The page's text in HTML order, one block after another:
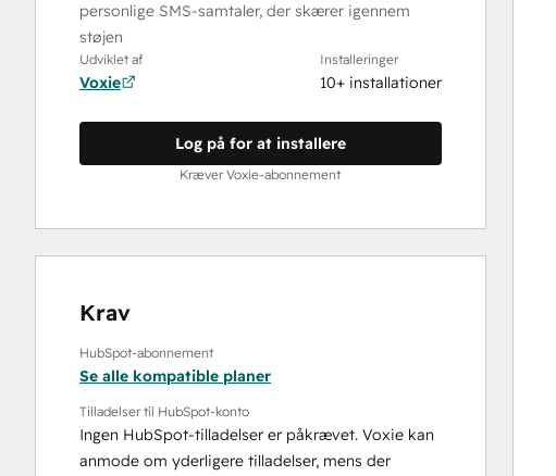
personlige SMS-samtaler, der skærer igennem
støjen
Udviklet af
Voxie
Installeringer
10+ installationer
Log på for at installere
Kræver Voxie-abonnement
Krav
HubSpot-abonnement
Se alle kompatible planer
Tilladelser til HubSpot-konto
Ingen HubSpot-tilladelser er påkrævet. Voxie kan
anmode om yderligere tilladelser, mens der